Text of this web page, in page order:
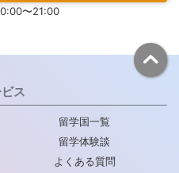
〜21:00
ス
留学国一覧
留学体験談
よくある質問